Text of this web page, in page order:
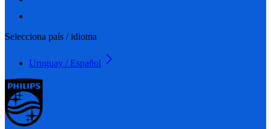
Selecciona país / idioma
Uruguay / Español